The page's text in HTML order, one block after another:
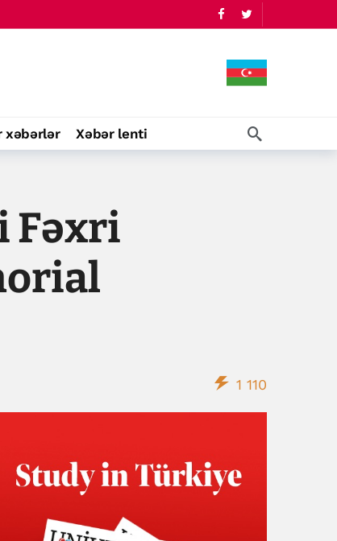
xəbərlər Xəbər lenti
Fəxri
1 110